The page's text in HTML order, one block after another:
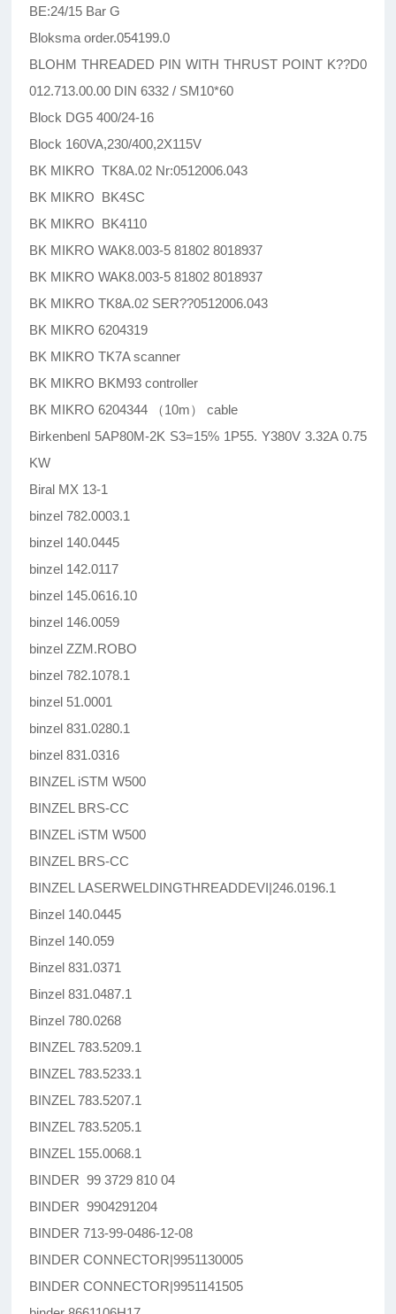
BE:24/15 Bar G
Bloksma order.054199.0
BLOHM THREADED PIN WITH THRUST POINT K??D0
012.713.00.00 DIN 6332 / SM10*60
Block DG5 400/24-16
Block 160VA,230/400,2X115V
BK MIKRO TK8A.02 Nr:0512006.043
BK MIKRO BK4SC
BK MIKRO BK4110
BK MIKRO WAK8.003-5 81802 8018937
BK MIKRO WAK8.003-5 81802 8018937
BK MIKRO TK8A.02 SER??0512006.043
BK MIKRO 6204319
BK MIKRO TK7A scanner
BK MIKRO BKM93 controller
BK MIKRO 6204344 （10m） cable
Birkenbenl 5AP80M-2K S3=15% 1P55. Y380V 3.32A 0.75
KW
Biral MX 13-1
binzel 782.0003.1
binzel 140.0445
binzel 142.0117
binzel 145.0616.10
binzel 146.0059
binzel ZZM.ROBO
binzel 782.1078.1
binzel 51.0001
binzel 831.0280.1
binzel 831.0316
BINZEL iSTM W500
BINZEL BRS-CC
BINZEL iSTM W500
BINZEL BRS-CC
BINZEL LASERWELDINGTHREADDEVI|246.0196.1
Binzel 140.0445
Binzel 140.059
Binzel 831.0371
Binzel 831.0487.1
Binzel 780.0268
BINZEL 783.5209.1
BINZEL 783.5233.1
BINZEL 783.5207.1
BINZEL 783.5205.1
BINZEL 155.0068.1
BINDER 99 3729 810 04
BINDER 9904291204
BINDER 713-99-0486-12-08
BINDER CONNECTOR|9951130005
BINDER CONNECTOR|9951141505